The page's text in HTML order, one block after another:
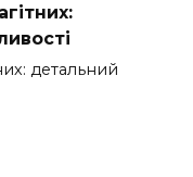
детальний